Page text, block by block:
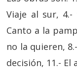
Viaje al sur, 4.-
Canto a la
no la quieren,
decisión, 11.- El